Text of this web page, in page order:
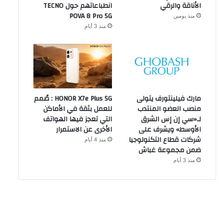
الأناقة والرقي
منذ يومين
انطباعاتهم حول TECNO
POVA 8 Pro 5G
منذ 3 أيام
مارك فيلينتورف يتولى
منصب العضو المنتدب
لـ«سي إن إس الشرق
الأوسط» ويشرف على
شركات قطاع التكنولوجيا
ضمن مجموعة غباش
منذ 3 أيام
HONOR X7e Plus 5G : صُمم
للعمل بثقة في الأماكن
التي تعجز فيها الهواتف
الأخرى عن الاستمرار
منذ 4 أيام